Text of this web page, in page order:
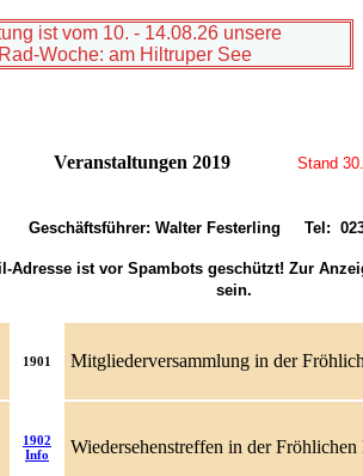
ist vom 10. - 14.08.26 unsere
Woche: am Hiltruper See
Veranstaltungen 2019 Stand
Geschäftsführer: Walter Festerling Tel:
Adresse ist vor Spambots geschützt! Zur
sein.
1901 Mitgliederversammlung in der
1902
Info
Wiedersehenstreffen in der